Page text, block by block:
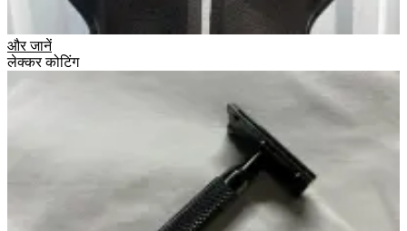
और जानें
लेक्कर कोटिंग